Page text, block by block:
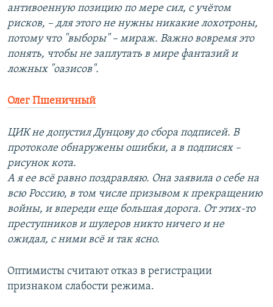
антивоенную позицию по мере сил, с учётом
рисков, – для этого не нужны никакие лохотроны,
потому что "выборы" – мираж. Важно вовремя это
понять, чтобы не заплутать в мире фантазий и
ложных "оазисов".
Олег Пшеничный
ЦИК не допустил Дунцову до сбора подписей. В
протоколе обнаружены ошибки, а в подписях –
рисунок кота.
А я ее всё равно поздравляю. Она заявила о себе на
всю Россию, в том числе призывом к прекращению
войны, и впереди еще большая дорога. От этих-то
преступников и шулеров никто ничего и не
ожидал, с ними всё и так ясно.
Оптимисты считают отказ в регистрации
признаком слабости режима.